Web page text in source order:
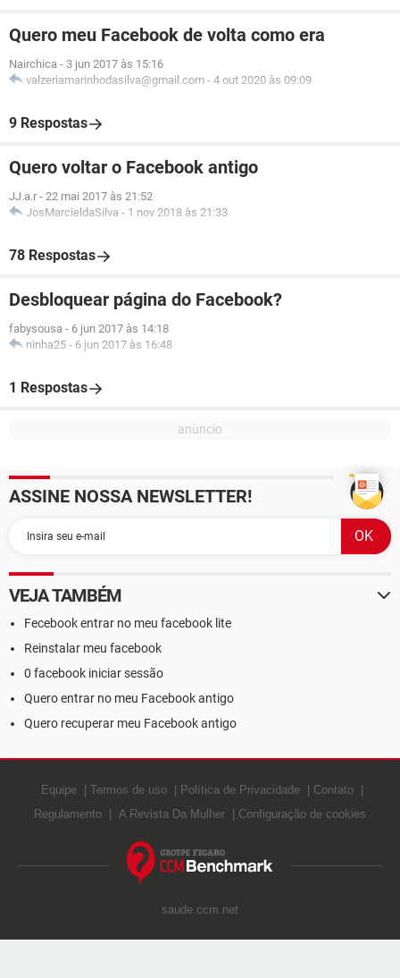
Quero meu Facebook de volta como era
Nairchica - 3 jun 2017 às 15:16
valzeriamarinhodasilva@gmail.com - 4 out 2020 às 09:09
9 Respostas
Quero voltar o Facebook antigo
JJ.a.r - 22 mai 2017 às 21:52
JosMarcieldaSilva - 1 nov 2018 às 21:33
78 Respostas
Desbloquear página do Facebook?
fabysousa - 6 jun 2017 às 14:18
ninha25 - 6 jun 2017 às 16:48
1 Respostas
ASSINE NOSSA NEWSLETTER!
VEJA TAMBÉM
Fecebook entrar no meu facebook lite
Reinstalar meu facebook
0 facebook iniciar sessão
Quero entrar no meu Facebook antigo
Quero recuperar meu Facebook antigo
Equipe Termos de uso Política de Privacidade
Contato
Regulamento
A Revista Da Mulher Configuração de cookies
saude.ccm.net